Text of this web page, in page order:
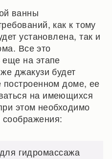
ванны
как к тому
установлена, так и
Все это
еще на этапе
джакузи будет
построенном доме, ее
на имеющихся
этом необходимо
гидромассажа